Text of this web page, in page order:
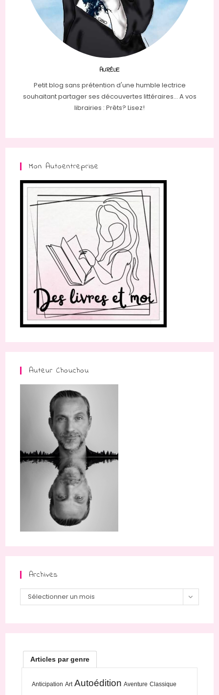
AURÉLIE
Petit blog sans prétention d'une humble lectrice
souhaitant partager ses découvertes littéraires... A vos
librairies : Prêts? Lisez!
Mon Autoentreprise
Auteur Chouchou
Archives
Archives
Sélectionner un mois
Articles par genre
Anticipation Art Autoédition Aventure Classique